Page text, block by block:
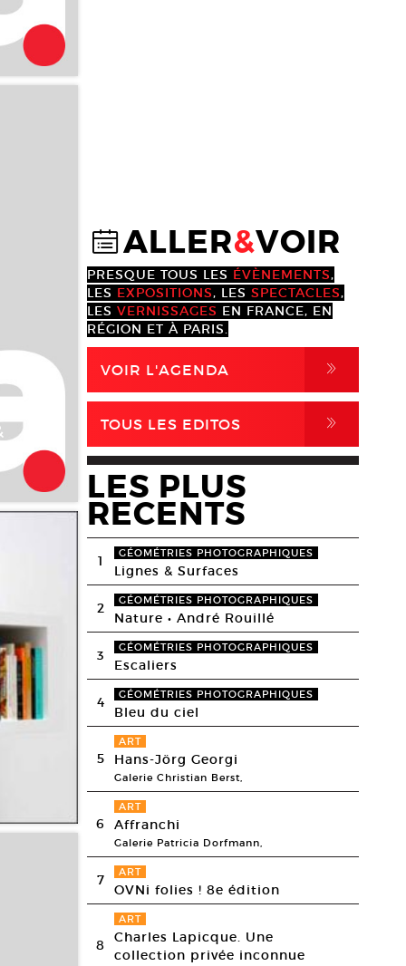
@ALLER&VOIR
PRESQUE TOUS LES ÉVÈNEMENTS,
LES EXPOSITIONS, LES SPECTACLES,
LES VERNISSAGES EN FRANCE, EN
RÉGION ET À PARIS.
VOIR L'AGENDA ,
TOUS LES EDITOS ,
LES PLUS
RECENTS
1 GÉOMÉTRIES PHOTOGRAPHIQUES
Lignes & Surfaces
2 GÉOMÉTRIES PHOTOGRAPHIQUES
Nature • André Rouillé
3 GÉOMÉTRIES PHOTOGRAPHIQUES
Escaliers
4 GÉOMÉTRIES PHOTOGRAPHIQUES
Bleu du ciel
5
ART
Hans-Jörg Georgi
Galerie Christian Berst,
6
ART
Affranchi
Galerie Patricia Dorfmann,
7 ART
OVNi folies ! 8e édition
8
ART
Charles Lapicque. Une
collection privée inconnue